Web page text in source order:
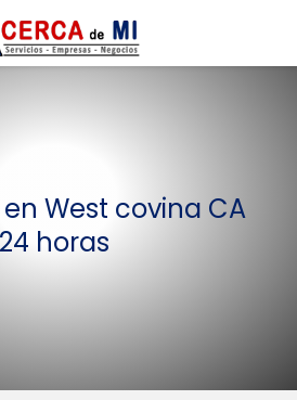
West covina CA
24 horas